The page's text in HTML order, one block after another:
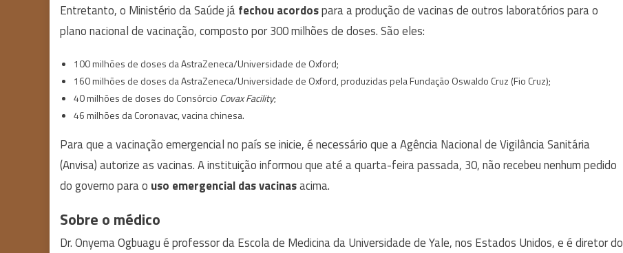
Entretanto, o Ministério da Saúde jáfechou acordospara a produção de vacinas de outros laboratórios para o
plano nacional de vacinação, composto por 300 milhões de doses. São eles:
100 milhões de doses da AstraZeneca/Universidade de Oxford;
160 milhões de doses da AstraZeneca/Universidade de Oxford, produzidas pela Fundação Oswaldo Cruz (Fio Cruz);
40 milhões de doses do Consórcio Covax Facility;
46 milhões da Coronavac, vacina chinesa.
Para que a vacinação emergencial no país se inicie, é necessário que a Agência Nacional de Vigilância Sanitária
(Anvisa) autorize as vacinas. A instituição informou que até a quarta-feira passada, 30, não recebeu nenhum pedido
do governo para o uso emergencial das vacinasacima.
Sobre o médico
Dr. Onyema Ogbuagu é professor da Escola de Medicina da Universidade de Yale, nos Estados Unidos, e é diretor do